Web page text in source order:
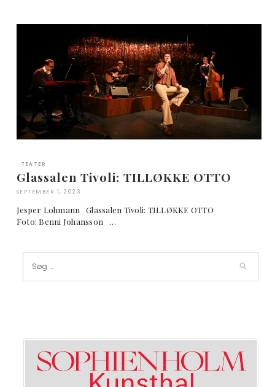
TEATER
Glassalen Tivoli: TILLØKKE OTTO
SEPTEMBER 1, 2023
Jesper Lohmann Glassalen Tivoli: TILLØKKE OTTO
Foto: Benni Johansson …